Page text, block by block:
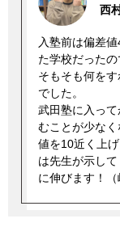
西
入塾前は偏差
た学校だった
そもそも何を
でした。
武田塾に入っ
むことが少な
値を10近く上
は先生が示し
に伸びます！（